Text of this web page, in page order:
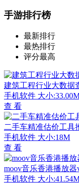
手游排行榜
最新排行
最热排行
评分最高
建筑工程行业大数据
手机软件 大小
查 看
二手车精准估价工具
手机软件 大小:18M
查 看
moov音乐香港播放器
手机软件 大小